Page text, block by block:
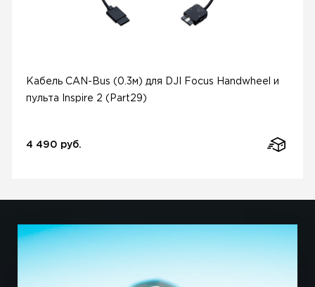
Кабель CAN-Bus (0.3м) для DJI Focus Handwheel и
пульта Inspire 2 (Part29)
4 490 руб.